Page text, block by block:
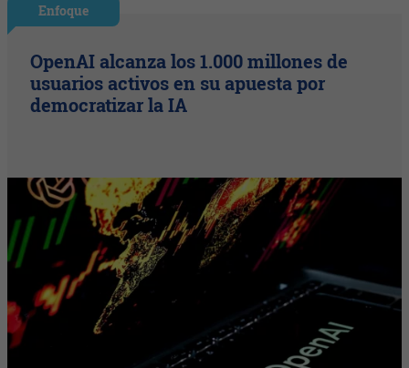
Enfoque
OpenAI alcanza los 1.000 millones de
usuarios activos en su apuesta por
democratizar la IA